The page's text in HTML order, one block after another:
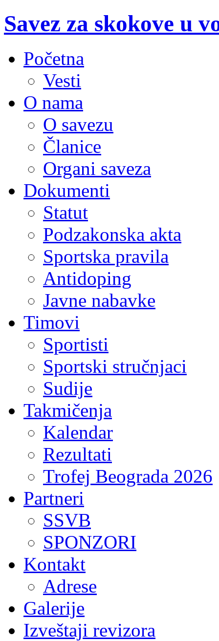
Savez za skokove u
Početna
Vesti
O nama
O savezu
Članice
Organi saveza
Dokumenti
Statut
Podzakonska akta
Sportska pravila
Antidoping
Javne nabavke
Timovi
Sportisti
Sportski stručnjaci
Sudije
Takmičenja
Kalendar
Rezultati
Trofej Beograda 2026
Partneri
SSVB
SPONZORI
Kontakt
Adrese
Galerije
Izveštaji revizora